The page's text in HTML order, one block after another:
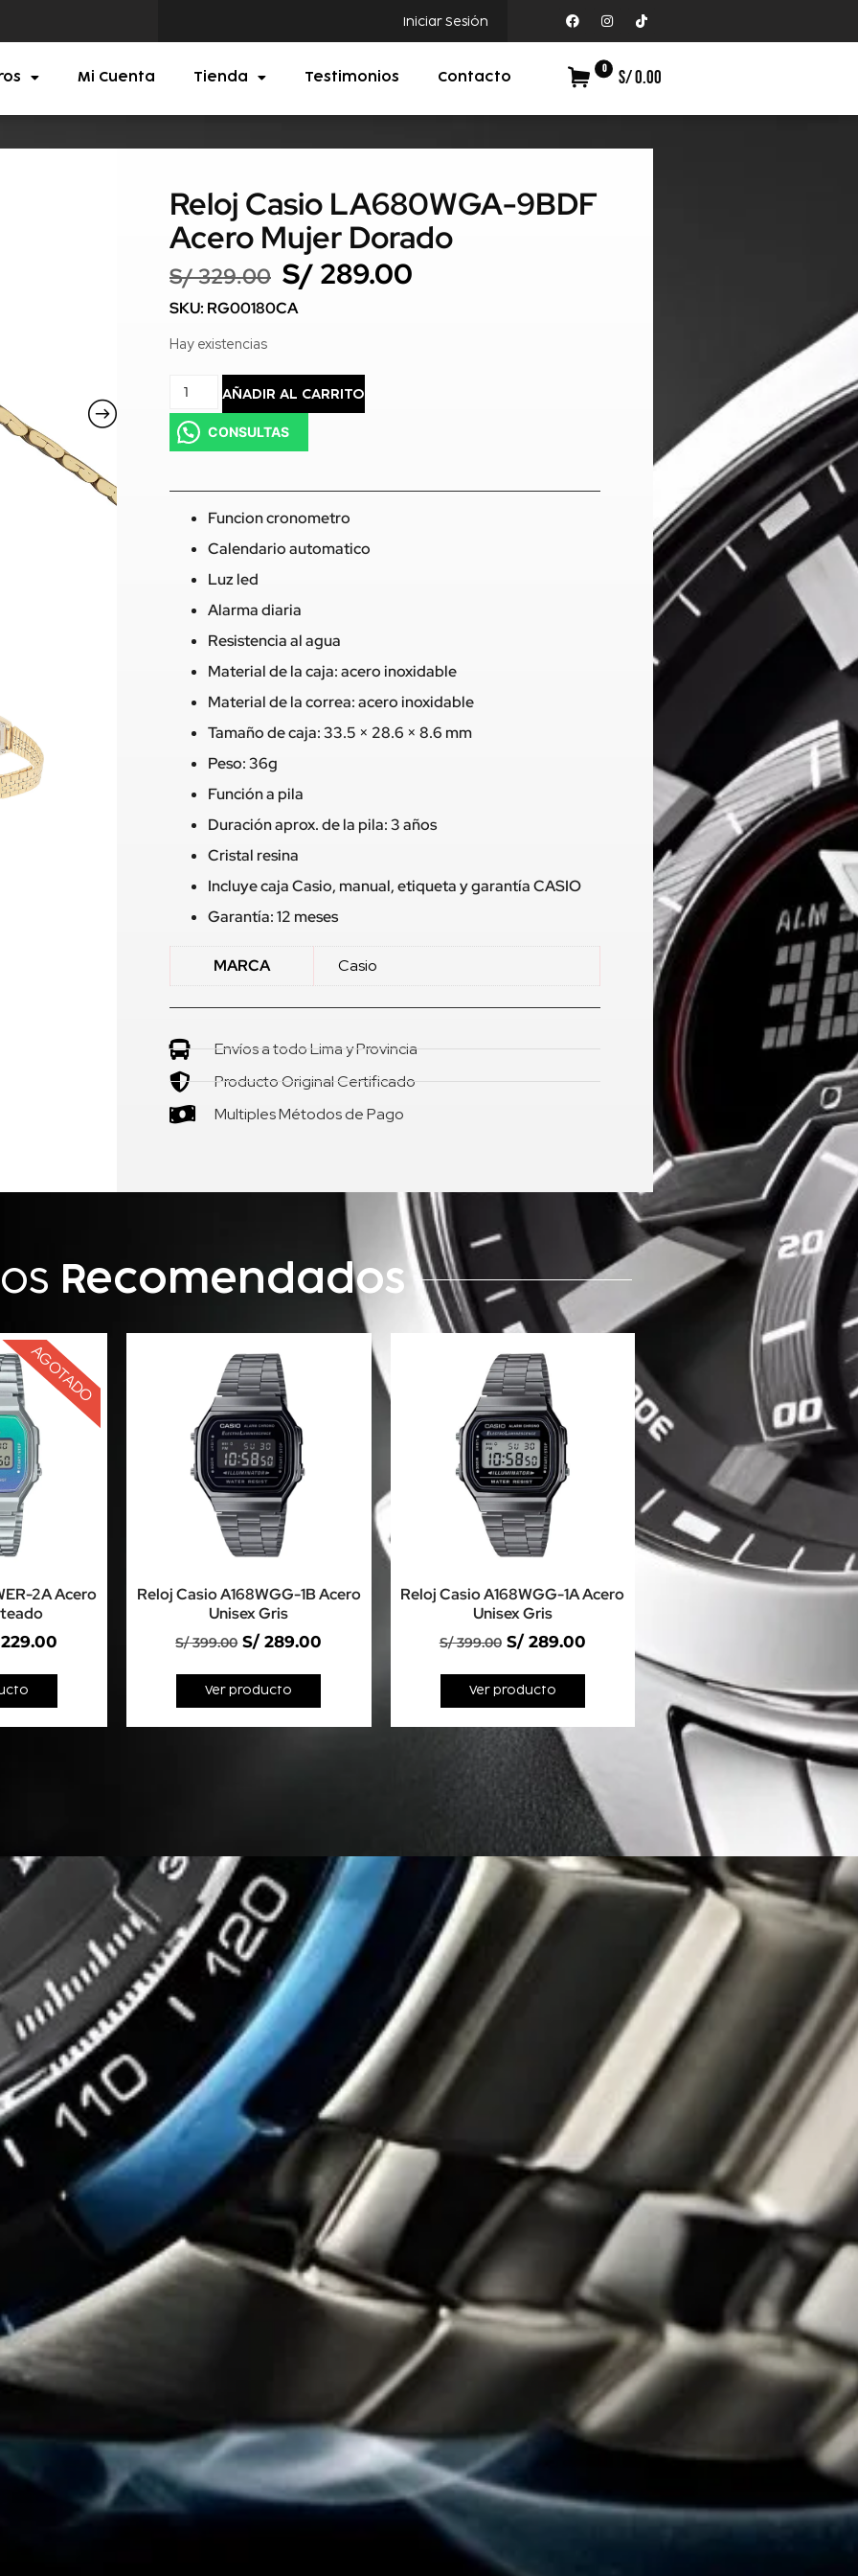
Iniciar Sesión
Mi Cuenta Tienda Testimonios Contacto
0 S/ 0.00
Reloj Casio LA680WGA-9BDF
Acero Mujer Dorado
S/329.00 S/ 289.00
SKU: RG00180CA
Hay existencias
AÑADIR AL CARRITO
CONSULTAS
Funcion cronometro
Calendario automatico
Luz led
Alarma diaria
Resistencia al agua
Material de la caja: acero inoxidable
Material de la correa: acero inoxidable
Tamaño de caja: 33.5 × 28.6 × 8.6 mm
Peso: 36g
Función a pila
Duración aprox. de la pila: 3 años
Cristal resina
Incluye caja Casio, manual, etiqueta y garantía CASIO
Garantía: 12 meses
MARCA Casio
Envíos a todo Lima y Provincia
Producto Original Certificado
Multiples Métodos de Pago
Recomendados
AGOTADO
2A Acero
229.00
Reloj Casio A168WGG-1B Acero
Unisex Gris
S/399.00 S/ 289.00
Ver producto
Reloj Casio A168WGG-1A Acero
Unisex Gris
S/399.00 S/289.00
Ver producto